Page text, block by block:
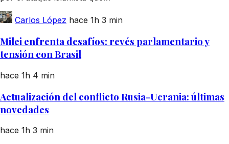
Carlos López hace 1h 3 min
Milei enfrenta desafíos: revés parlamentario y
tensión con Brasil
hace 1h 4 min
Actualización del conflicto Rusia-Ucrania: últimas
novedades
hace 1h 3 min